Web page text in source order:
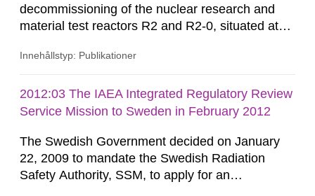
decommissioning of the nuclear research and
material test reactors R2 and R2-0, situated at
document is to serve as information for the
requirements of Article 37 of the Euratom Treaty.
According to Article 37, each Member State shall
Innehållstyp: Publikationer
2012:03 The IAEA Integrated Regulatory Review
Service Mission to Sweden in February 2012
The Swedish Government decided on January
22, 2009 to mandate the Swedish Radiation
Safety Authority, SSM, to apply for an